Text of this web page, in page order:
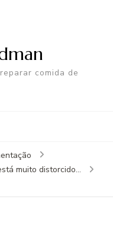
comida de
muito distorcido...